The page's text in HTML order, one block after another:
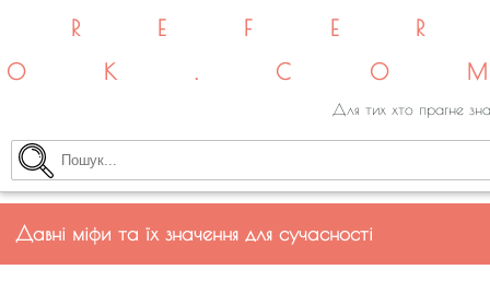
Для тих хто прагне
Давні міфи та їх значення для сучасності